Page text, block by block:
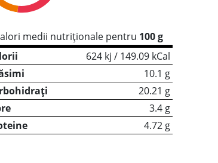
medii nutriționale pentru 100 g
624 kj / 149.09 kCal
10.1 g
20.21 g
3.4 g
4.72 g